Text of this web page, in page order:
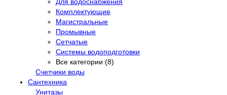
Для водоснабжения
Комплектующие
Магистральные
Промывные
Сетчатые
Системы водоподготовки
Все категории (8)
Счетчики воды
Сантехника
Унитазы